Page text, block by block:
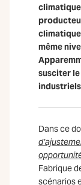
même
susciter
Dans ce
Fabrique
scénarios